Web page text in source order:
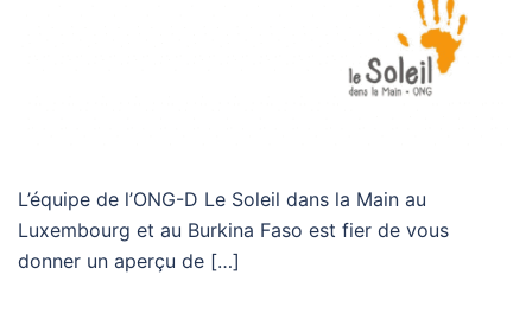
L’équipe de l’ONG-D Le Soleil dans la Main au
Luxembourg et au Burkina Faso est fier de vous
donner un aperçu de […]